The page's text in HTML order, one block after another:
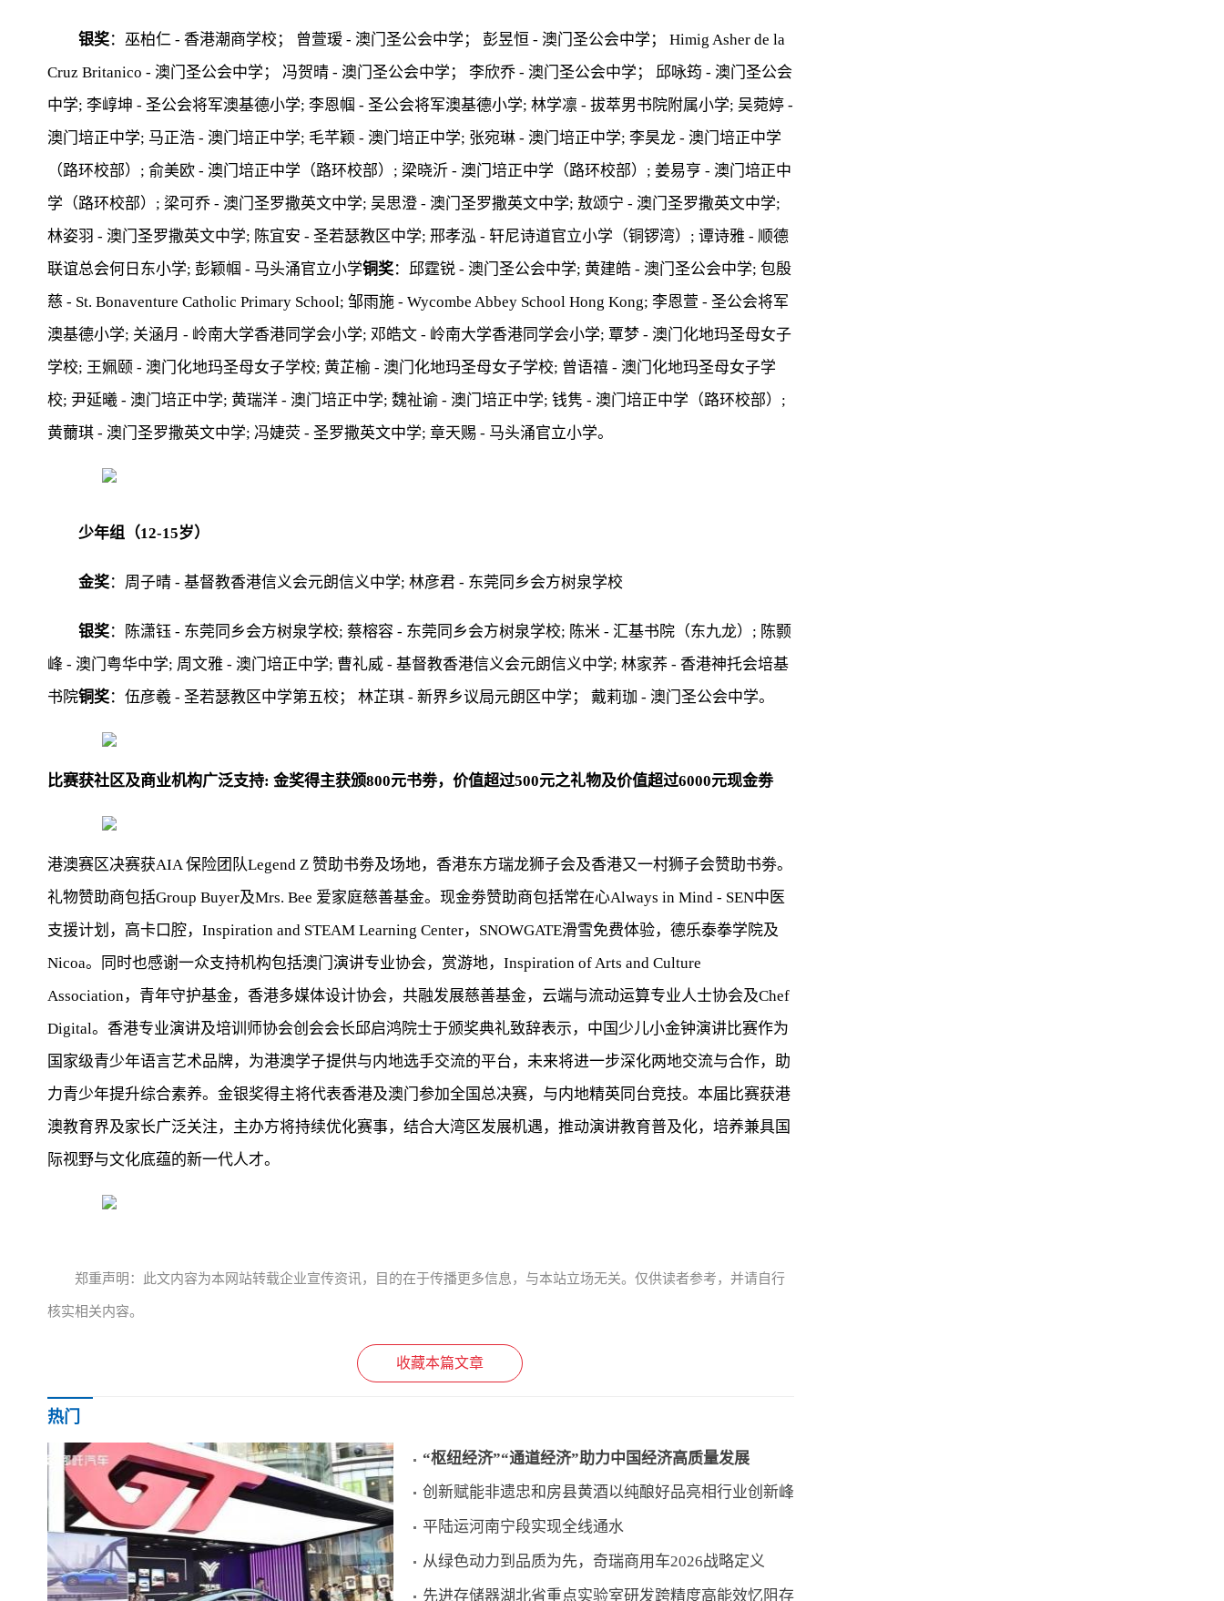
银奖：巫柏仁 - 香港潮商学校； 曾萱瑷 - 澳门圣公会中学； 彭昱恒 - 澳门圣公会中学； Himig Asher de la
Cruz Britanico - 澳门圣公会中学； 冯贺晴 - 澳门圣公会中学； 李欣乔 - 澳门圣公会中学； 邱咏筠 - 澳门圣公会
中学; 李崞坤 - 圣公会将军澳基德小学; 李恩帼 - 圣公会将军澳基德小学; 林学凛 - 拔萃男书院附属小学; 吴菀婷 -
澳门培正中学; 马正浩 - 澳门培正中学; 毛芊颖 - 澳门培正中学; 张宛琳 - 澳门培正中学; 李昊龙 - 澳门培正中学
（路环校部）; 俞美欧 - 澳门培正中学（路环校部）; 梁晓沂 - 澳门培正中学（路环校部）; 姜易亨 - 澳门培正中
学（路环校部）; 梁可乔 - 澳门圣罗撒英文中学; 吴思澄 - 澳门圣罗撒英文中学; 敖颂宁 - 澳门圣罗撒英文中学;
林姿羽 - 澳门圣罗撒英文中学; 陈宜安 - 圣若瑟教区中学; 邢孝泓 - 轩尼诗道官立小学（铜锣湾）; 谭诗雅 - 顺德
联谊总会何日东小学; 彭颖帼 - 马头涌官立小学铜奖：邱霆锐 - 澳门圣公会中学; 黄建皓 - 澳门圣公会中学; 包殷
慈 - St. Bonaventure Catholic Primary School; 邹雨施 - Wycombe Abbey School Hong Kong; 李恩萱 - 圣公会将军
澳基德小学; 关涵月 - 岭南大学香港同学会小学; 邓皓文 - 岭南大学香港同学会小学; 覃梦 - 澳门化地玛圣母女子
学校; 王姵颐 - 澳门化地玛圣母女子学校; 黄芷榆 - 澳门化地玛圣母女子学校; 曾语禧 - 澳门化地玛圣母女子学
校; 尹延曦 - 澳门培正中学; 黄瑞洋 - 澳门培正中学; 魏祉谕 - 澳门培正中学; 钱隽 - 澳门培正中学（路环校部）;
黄薾琪 - 澳门圣罗撒英文中学; 冯婕荧 - 圣罗撒英文中学; 章天赐 - 马头涌官立小学。
少年组（12-15岁）
金奖：周子晴 - 基督教香港信义会元朗信义中学; 林彦君 - 东莞同乡会方树泉学校
银奖：陈潇钰 - 东莞同乡会方树泉学校; 蔡榕容 - 东莞同乡会方树泉学校; 陈米 - 汇基书院（东九龙）; 陈颢
峰 - 澳门粤华中学; 周文雅 - 澳门培正中学; 曹礼威 - 基督教香港信义会元朗信义中学; 林家荞 - 香港神托会培基
书院铜奖：伍彦羲 - 圣若瑟教区中学第五校； 林芷琪 - 新界乡议局元朗区中学； 戴莉珈 - 澳门圣公会中学。
比赛获社区及商业机构广泛支持: 金奖得主获颁800元书劵，价值超过500元之礼物及价值超过6000元现金劵
港澳赛区决赛获AIA 保险团队Legend Z 赞助书劵及场地，香港东方瑞龙狮子会及香港又一村狮子会赞助书劵。
礼物赞助商包括Group Buyer及Mrs. Bee 爱家庭慈善基金。现金劵赞助商包括常在心Always in Mind - SEN中医
支援计划，高卡口腔，Inspiration and STEAM Learning Center，SNOWGATE滑雪免费体验，德乐泰拳学院及
Nicoa。同时也感谢一众支持机构包括澳门演讲专业协会，赏游地，Inspiration of Arts and Culture
Association，青年守护基金，香港多媒体设计协会，共融发展慈善基金，云端与流动运算专业人士协会及Chef
Digital。香港专业演讲及培训师协会创会会长邱启鸿院士于颁奖典礼致辞表示，中国少儿小金钟演讲比赛作为
国家级青少年语言艺术品牌，为港澳学子提供与内地选手交流的平台，未来将进一步深化两地交流与合作，助
力青少年提升综合素养。金银奖得主将代表香港及澳门参加全国总决赛，与内地精英同台竞技。本届比赛获港
澳教育界及家长广泛关注，主办方将持续优化赛事，结合大湾区发展机遇，推动演讲教育普及化，培养兼具国
际视野与文化底蕴的新一代人才。
郑重声明：此文内容为本网站转载企业宣传资讯，目的在于传播更多信息，与本站立场无关。仅供读者参考，并请自行
核实相关内容。
收藏本篇文章
热门
文章
“枢纽经济”“通道经济”助力中国经济高质量发展
创新赋能非遗忠和房县黄酒以纯酿好品亮相行业创新峰
平陆运河南宁段实现全线通水
从绿色动力到品质为先，奇瑞商用车2026战略定义
先进存储器湖北省重点实验室研发跨精度高能效忆阻存